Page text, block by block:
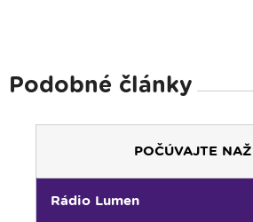
Podobné články
POČÚVAJTE
Rádio Lumen